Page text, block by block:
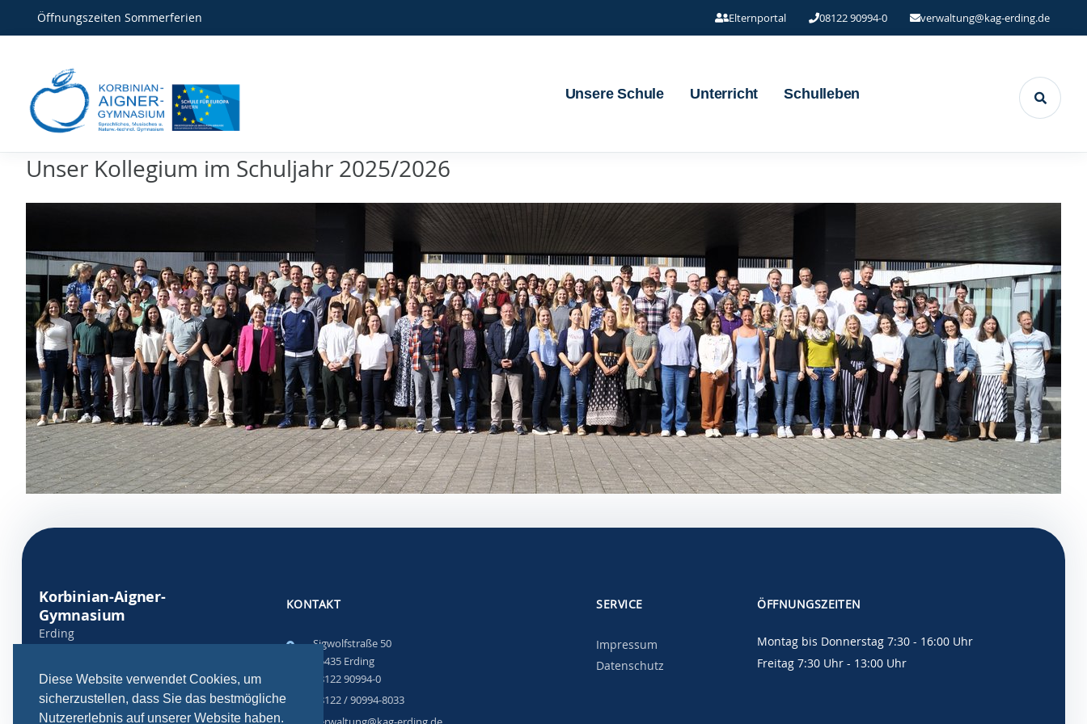
Diese Website verwendet Cookies, um
sicherzustellen, dass Sie das bestmögliche
Nutzererlebnis auf unserer Website haben.
Öffnungszeiten Sommerferien Elternportal 08122 90994-0 verwaltung@kag-erding.de
Unsere Schule Unterricht Schulleben
Unser Kollegium im Schuljahr 2025/2026
Korbinian-Aigner-
Gymnasium
Erding
gestalten.
KONTAKT
Sigwolfstraße 50
85435 Erding
08122 90994-0
08122 / 90994-8033
SERVICE
Impressum
Datenschutz
ÖFFNUNGSZEITEN
Montag bis Donnerstag 7:30 - 16:00 Uhr
Freitag 7:30 Uhr - 13:00 Uhr